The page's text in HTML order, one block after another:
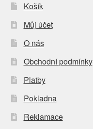
Košík
Můj účet
O nás
Obchodní podmínky
Platby
Pokladna
Reklamace